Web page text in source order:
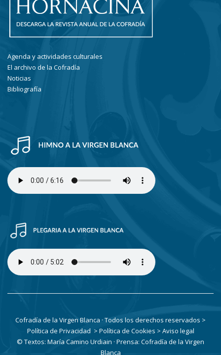
Agenda y actividades culturales
El archivo de la Cofradía
Noticias
Bibliografía
Cofradía de la Virgen Blanca · Todos los derechos reservados >
Política de Privacidad > Política de Cookies > Aviso legal
© Textos: María Camino Urdiain · Prensa: Cofradía de la Virgen
Blanca